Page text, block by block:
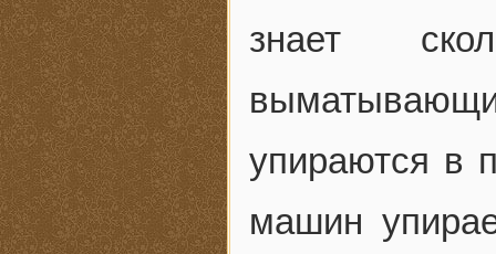
знает
упираются в
машин